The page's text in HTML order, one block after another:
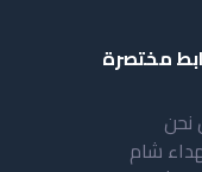
مختصرة
شام